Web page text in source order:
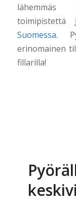
toimipistettä
Suomessa.
erinomainen
fillarilla!